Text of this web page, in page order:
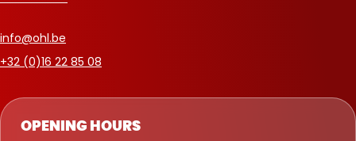
OPENING HOURS
info@ohl.be
+32 (0)16 22 85 08